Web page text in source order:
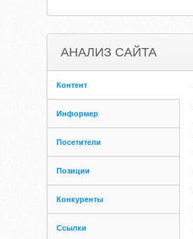
АНАЛИЗ САЙТА
Контент
Информер
Посетители
Позиции
Конкуренты
Ссылки